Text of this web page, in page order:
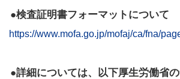
●検査証明書フォーマットについて
https://www.mofa.go.jp/mofaj/ca/fna/
●詳細については、以下厚生労働省